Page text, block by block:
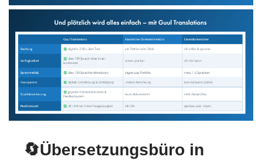
🔄Übersetzungsbüro in